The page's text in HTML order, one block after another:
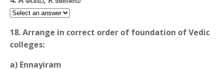
18. Arrange in correct order of foundation of Vedic
colleges:
a) Ennayiram